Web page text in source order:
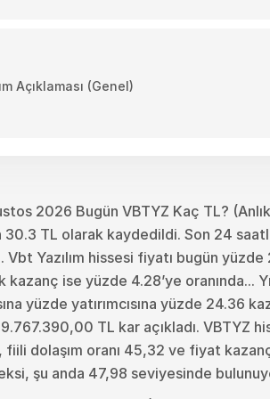
Açıklaması (Genel)
2026 Bugün VBTYZ Kaç TL? (Anlık
30.3 TL olarak kaydedildi. Son 24
Yazılım hissesi fiyatı bugün yüzde
kazanç ise yüzde 4.28’ye oranında...
yüzde yatırımcısına yüzde 24.36
TL kar açıkladı. VBTYZ
dolaşım oranı 45,32 ve fiyat
şu anda 47,98 seviyesinde